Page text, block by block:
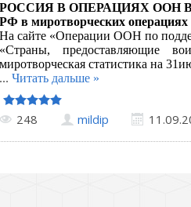
РОССИЯ В ОПЕРАЦИЯХ ООН
РФ в миротворческих
На сайте «Операции ООН по
«Страны, предоставляющие
миротворческая статистика на
... Читать дальше »
248 mildip